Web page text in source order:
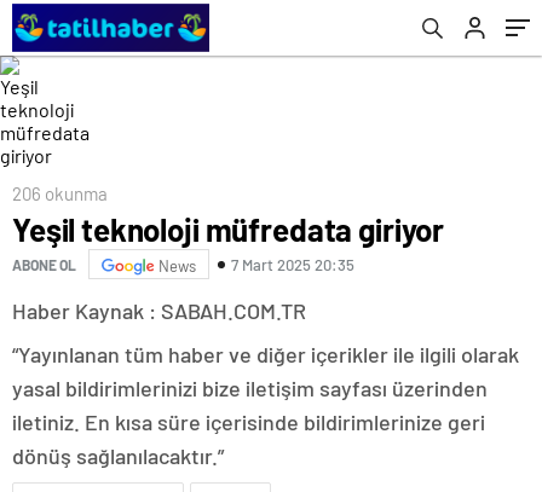
206 okunma
Yeşil teknoloji müfredata giriyor
ABONE OL News 7 Mart 2025 20:35
Haber Kaynak : SABAH.COM.TR
“Yayınlanan tüm haber ve diğer içerikler ile ilgili olarak
yasal bildirimlerinizi bize iletişim sayfası üzerinden
iletiniz. En kısa süre içerisinde bildirimlerinize geri
dönüş sağlanılacaktır.”